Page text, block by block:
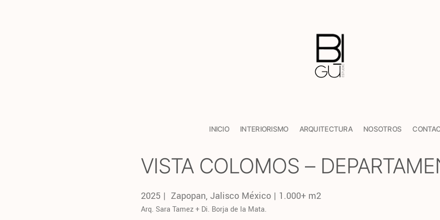
INICIO INTERIORISMO ARQUITECTURA NOSOTROS
VISTA COLOMOS –
2025 | Zapopan, Jalisco México | 1.000+ m2
Arq. Sara Tamez + Di. Borja de la Mata.